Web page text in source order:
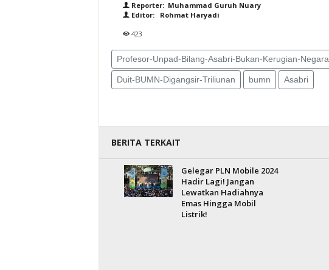
Reporter: Muhammad Guruh Nuary
Editor: Rohmat Haryadi
423
Profesor-Unpad-Bilang-Asabri-Bukan-Kerugian-Negara
Duit-BUMN-Digangsir-Triliunan bumn Asabri
BERITA TERKAIT
Gelegar PLN Mobile 2024
Hadir Lagi! Jangan
Lewatkan Hadiahnya
Emas Hingga Mobil
Listrik!